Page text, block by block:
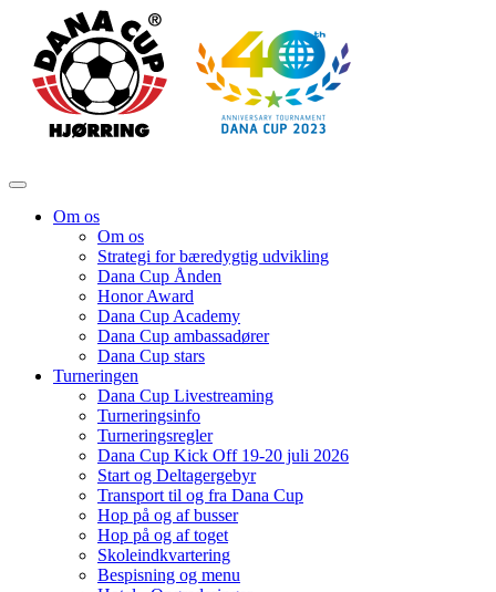
Om os
Om os
Strategi for bæredygtig udvikling
Dana Cup Ånden
Honor Award
Dana Cup Academy
Dana Cup ambassadører
Dana Cup stars
Turneringen
Dana Cup Livestreaming
Turneringsinfo
Turneringsregler
Dana Cup Kick Off 19-20 juli 2026
Start og Deltagergebyr
Transport til og fra Dana Cup
Hop på og af busser
Hop på og af toget
Skoleindkvartering
Bespisning og menu